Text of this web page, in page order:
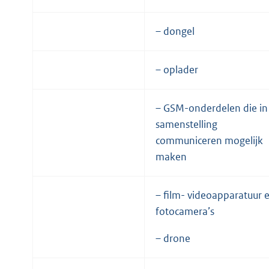
– dongel
– oplader
– GSM-onderdelen die in
samenstelling
communiceren mogelijk
maken
– film- videoapparatuur
fotocamera’s
– drone